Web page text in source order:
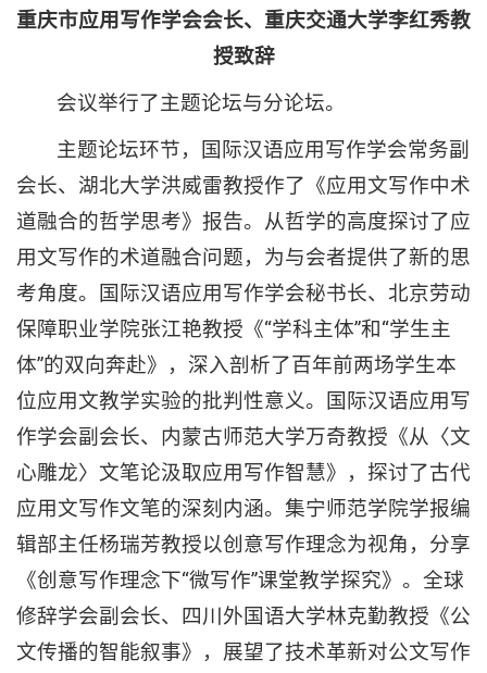
重庆市应用写作学会会长、重庆交通大学李红秀教
授致辞
会议举行了主题论坛与分论坛。
主题论坛环节，国际汉语应用写作学会常务副
会长、湖北大学洪威雷教授作了《应用文写作中术
道融合的哲学思考》报告。从哲学的高度探讨了应
用文写作的术道融合问题，为与会者提供了新的思
考角度。国际汉语应用写作学会秘书长、北京劳动
保障职业学院张江艳教授《“学科主体”和“学生主
体”的双向奔赴》，深入剖析了百年前两场学生本
位应用文教学实验的批判性意义。国际汉语应用写
作学会副会长、内蒙古师范大学万奇教授《从〈文
心雕龙〉文笔论汲取应用写作智慧》，探讨了古代
应用文写作文笔的深刻内涵。集宁师范学院学报编
辑部主任杨瑞芳教授以创意写作理念为视角，分享
《创意写作理念下“微写作”课堂教学探究》。全球
修辞学会副会长、四川外国语大学林克勤教授《公
文传播的智能叙事》，展望了技术革新对公文写作